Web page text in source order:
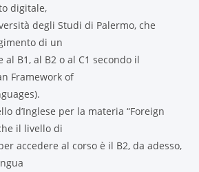
digitale,
degli Studi di Palermo, che
di un
B1, al B2 o al C1 secondo il
Framework of
d’Inglese per la materia “Foreign
il livello di
accedere al corso è il B2, da adesso,